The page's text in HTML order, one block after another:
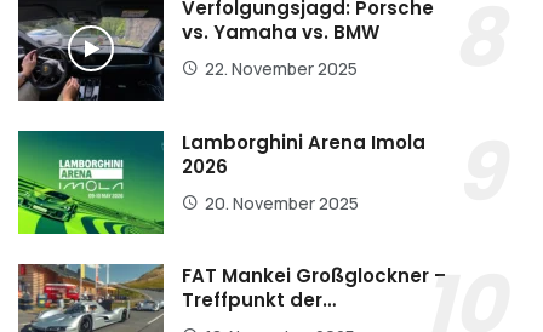
Verfolgungsjagd: Porsche
vs. Yamaha vs. BMW
22. November 2025
Lamborghini Arena Imola
2026
20. November 2025
FAT Mankei Großglockner –
Treffpunkt der…